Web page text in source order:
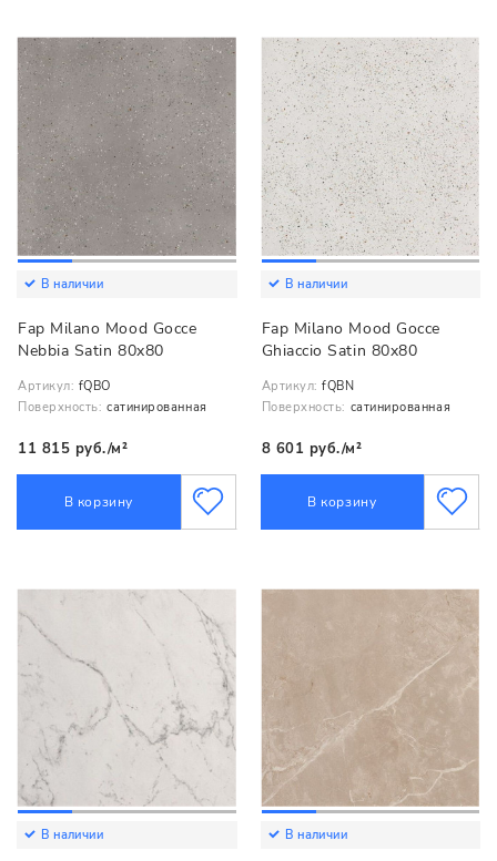
В наличии
Fap Milano Mood Gocce
Nebbia Satin 80x80
Артикул: fQBO
Поверхность: сатинированная
11 815 руб./м²
В корзину
В наличии
Fap Milano Mood Gocce
Ghiaccio Satin 80x80
Артикул: fQBN
Поверхность: сатинированная
8 601 руб./м²
В корзину
В наличии В наличии